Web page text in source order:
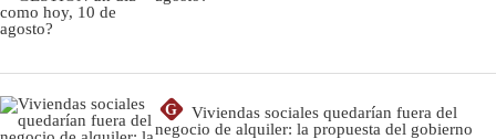
G
Viviendas sociales quedarían fuera del
negocio de alquiler: la propuesta del gobierno